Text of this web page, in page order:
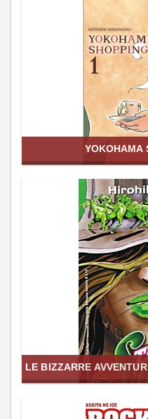
YOKOHAMA
LE BIZZARRE